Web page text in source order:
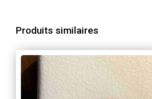
Produits similaires